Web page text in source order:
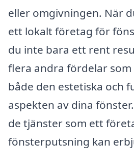
eller omgivningen. När
ett lokalt företag för
du inte bara ett rent
flera andra fördelar
både den estetiska och
aspekten av dina
de tjänster som ett
fönsterputsning kan